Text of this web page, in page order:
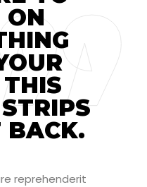
ON
BACK.
reprehenderit